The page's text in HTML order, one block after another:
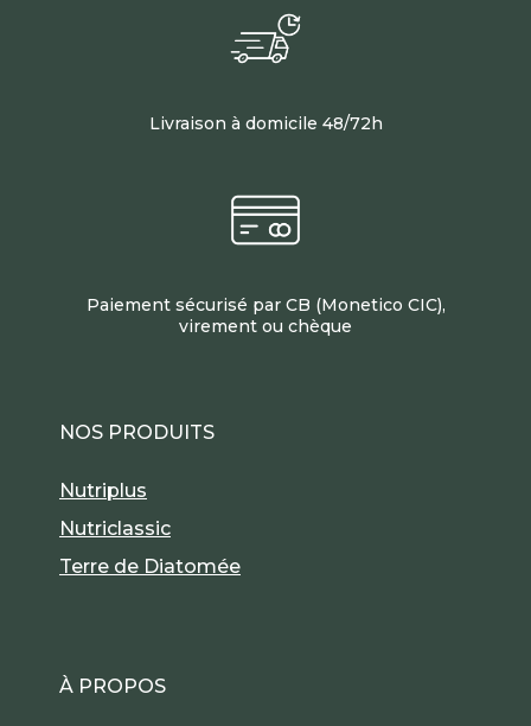
Livraison à domicile 48/72h
Paiement sécurisé par CB (Monetico CIC),
virement ou chèque
NOS PRODUITS
Nutriplus
Nutriclassic
Terre de Diatomée
À PROPOS